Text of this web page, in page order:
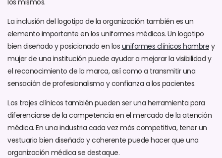
La inclusión del logotipo de la organización también es un
elemento importante en los uniformes médicos. Un logotipo
bien diseñado y posicionado en los uniformes clínicos hombre y
mujer de una institución puede ayudar a mejorar la visibilidad y
el reconocimiento de la marca, así como a transmitir una
sensación de profesionalismo y confianza a los pacientes.
Los trajes clínicos también pueden ser una herramienta para
diferenciarse de la competencia en el mercado de la atención
médica. En una industria cada vez más competitiva, tener un
vestuario bien diseñado y coherente puede hacer que una
organización médica se destaque.